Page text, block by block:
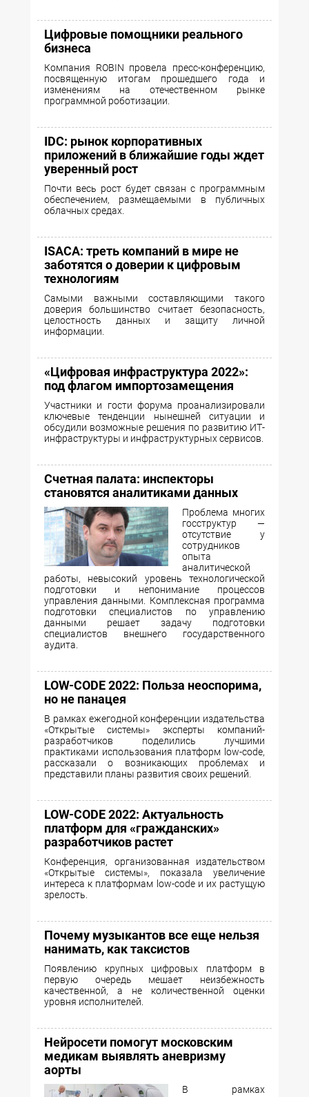
Цифровые помощники реального
бизнеса
Компания ROBIN провела пресс-конференцию,
посвященную итогам прошедшего года и
изменениям на отечественном рынке
программной роботизации.
IDC: рынок корпоративных
приложений в ближайшие годы ждет
уверенный рост
Почти весь рост будет связан с программным
обеспечением, размещаемыми в публичных
облачных средах.
ISACA: треть компаний в мире не
заботятся о доверии к цифровым
технологиям
Самыми важными составляющими такого
доверия большинство считает безопасность,
целостность данных и защиту личной
информации.
«Цифровая инфраструктура 2022»:
под флагом импортозамещения
Участники и гости форума проанализировали
ключевые тенденции нынешней ситуации и
обсудили возможные решения по развитию ИТ-
инфраструктуры и инфраструктурных сервисов.
Счетная палата: инспекторы
становятся аналитиками данных
Проблема многих
госструктур —
отсутствие у
сотрудников
опыта
аналитической
работы, невысокий уровень технологической
подготовки и непонимание процессов
управления данными. Комплексная программа
подготовки специалистов по управлению
данными решает задачу подготовки
специалистов внешнего государственного
аудита.
LOW-CODE 2022: Польза неоспорима,
но не панацея
В рамках ежегодной конференции издательства
«Открытые системы» эксперты компаний-
разработчиков поделились лучшими
практиками использования платформ low-code,
рассказали о возникающих проблемах и
представили планы развития своих решений.
LOW-CODE 2022: Актуальность
платформ для «гражданских»
разработчиков растет
Конференция, организованная издательством
«Открытые системы», показала увеличение
интереса к платформам low-code и их растущую
зрелость.
Почему музыкантов все еще нельзя
нанимать, как таксистов
Появлению крупных цифровых платформ в
первую очередь мешает неизбежность
качественной, а не количественной оценки
уровня исполнителей.
Нейросети помогут московским
медикам выявлять аневризму
аорты
В рамках